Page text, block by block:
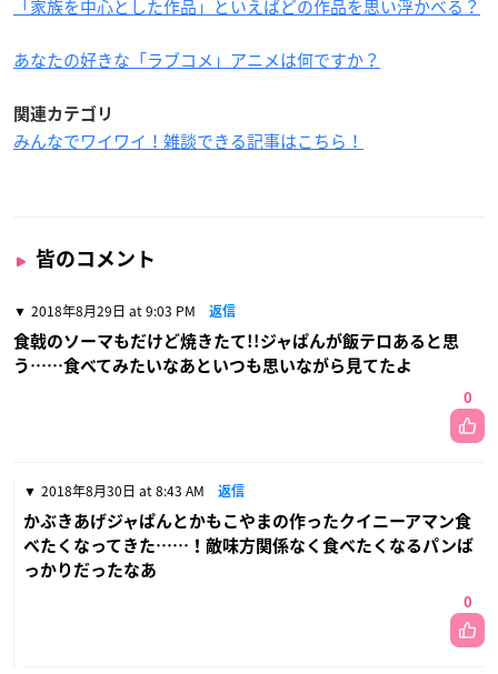
「家族を中心とした作品」といえばどの作品を思い浮かべる？
あなたの好きな「ラブコメ」アニメは何ですか？
関連カテゴリ
みんなでワイワイ！雑談できる記事はこちら！
皆のコメント
2018年8月29日 at 9:03 PM 返信
食戟のソーマもだけど焼きたて!!ジャぱんが飯テロあると思
う……食べてみたいなあといつも思いながら見てたよ
0
2018年8月30日 at 8:43 AM 返信
かぶきあげジャぱんとかもこやまの作ったクイニーアマン食
べたくなってきた……！敵味方関係なく食べたくなるパンば
っかりだったなあ
0